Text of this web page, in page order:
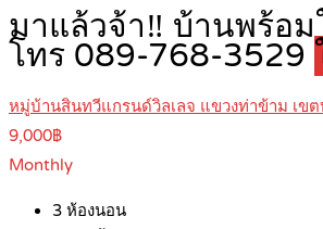
มาแล้วจ้า‼️ บ้านพร้อม
โทร 089-768-3529
หมู่บ้านสินทวีแกรนด์วิลเลจ แขวงท่าข้าม เข
9,000฿
Monthly
3 ห้องนอน